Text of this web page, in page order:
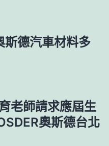
斯德汽車材料多
老師請求應屆生
奧斯德台北